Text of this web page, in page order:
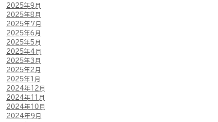
2025年9月
2025年8月
2025年7月
2025年6月
2025年5月
2025年4月
2025年3月
2025年2月
2025年1月
2024年12月
2024年11月
2024年10月
2024年9月